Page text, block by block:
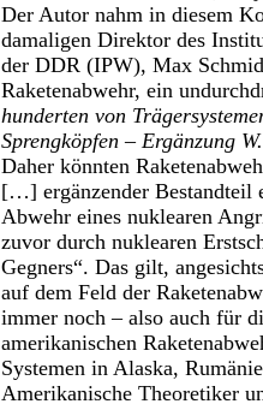
Der Autor nahm in diesem
damaligen Direktor des
der DDR (IPW), Max
Raketenabwehr, ein
hunderten von
Sprengköpfen – Ergänzung
Daher könnten
[…] ergänzender
Abwehr eines nuklearen
zuvor durch nuklearen
Gegners“. Das gilt,
auf dem Feld der
immer noch – also auch für
amerikanischen
Systemen in Alaska,
Amerikanische Theoretiker